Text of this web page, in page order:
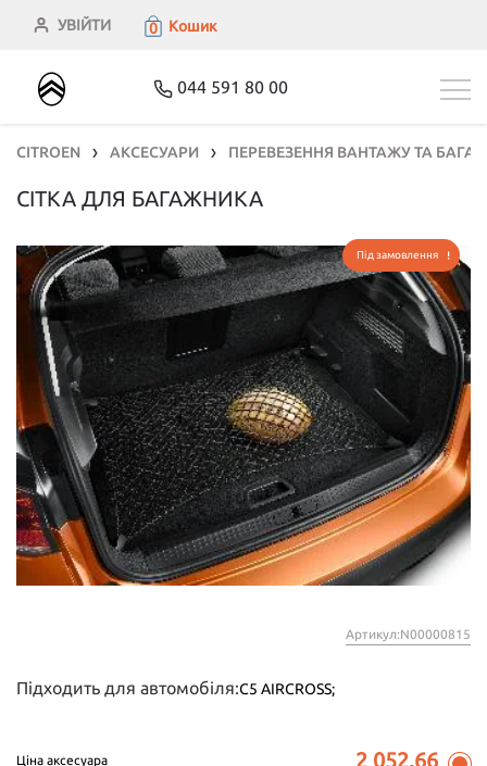
УВІЙТИ 0 Кошик
044 591 80 00
CITROEN ❯ АКСЕСУАРИ ❯ ПЕРЕВЕЗЕННЯ ВАНТАЖУ ТА
СІТКА ДЛЯ БАГАЖНИКА
Під замовлення
Артикул:N00000815
Підходить для автомобіля:C5 AIRCROSS;
Ціна аксесуара 2 052.66